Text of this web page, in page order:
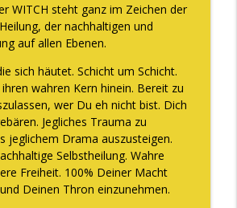
WITCH steht ganz im Zeichen der
der nachhaltigen und
auf allen Ebenen.
sich häutet. Schicht um Schicht.
wahren Kern hinein. Bereit zu
wer Du eh nicht bist. Dich
Jegliches Trauma zu
jeglichem Drama auszusteigen.
Selbstheilung. Wahre
Freiheit. 100% Deiner Macht
Deinen Thron einzunehmen.